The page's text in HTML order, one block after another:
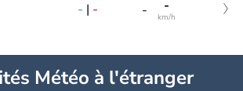
- | - - -
km/h
Météo à l'étranger